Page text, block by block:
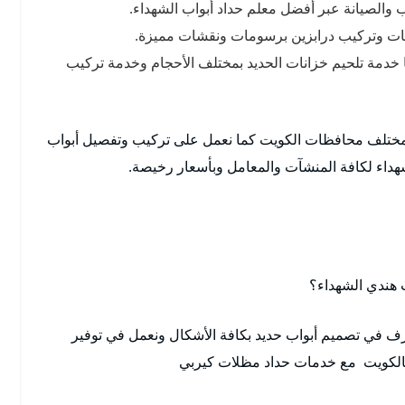
والصيانة عبر أفضل معلم حداد أبواب الشهداء.
وتركيب درابزين برسومات ونقشات مميزة.
تلحيم خزانات الحديد بمختلف الأحجام وخدمة تركيب
محافظات الكويت كما نعمل على تركيب وتفصيل أبواب
لكافة المنشآت والمعامل وبأسعار رخيصة.
الشهداء؟
في تصميم أبواب حديد بكافة الأشكال ونعمل في توفير
بالكويت مع خدمات حداد مظلات كيربي